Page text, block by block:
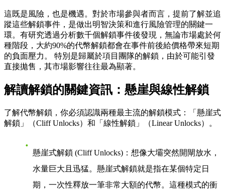
這既是風險，也是機遇。對於市場參與者而言，提前了解並追
蹤這些解鎖事件，是做出明智決策和進行風險管理的關鍵一
環。有研究透過分析數千個解鎖事件後發現，無論市場處於何
種階段，大約90%的代幣解鎖都會在事件前後給價格帶來短期
的負面壓力。 特別是歸屬於項目團隊的解鎖，由於可能引發
直接拋售，其市場影響往往最為顯著。
解讀解鎖的關鍵資訊：懸崖與線性解鎖
了解代幣解鎖，你必須認識兩種最主流的解鎖模式：「懸崖式
解鎖」（Cliff Unlocks）和「線性解鎖」（Linear Unlocks）。
懸崖式解鎖 (Cliff Unlocks) ：想像大壩突然開閘放水，
水量巨大且迅猛。懸崖式解鎖就是指在某個特定日
期，一次性釋放一筆非常大額的代幣。這種模式的衝